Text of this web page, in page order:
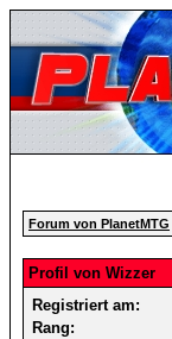
Forum von PlanetMTG
Profil von Wizzer
Registriert am:
Rang: